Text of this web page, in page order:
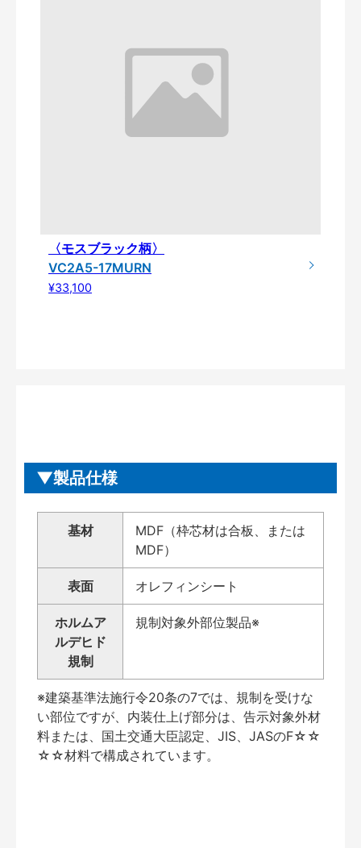
〈モスブラック柄〉
VC2A5-17MURN
¥33,100
製品仕様
基材
MDF（枠芯材は合板、または
MDF）
表面 オレフィンシート
ホルムア
ルデヒド
規制
規制対象外部位製品※
※建築基準法施行令20条の7では、規制を受けな
い部位ですが、内装仕上げ部分は、告示対象外材
料または、国土交通大臣認定、JIS、JASのF☆☆
☆☆材料で構成されています。